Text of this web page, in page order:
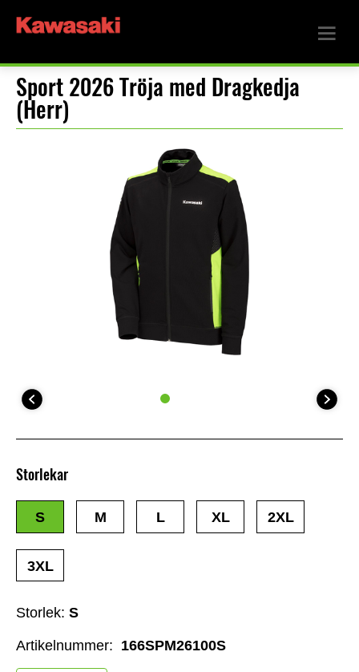
Sport 2026 Tröja med Dragkedja
(Herr)
Storlek: S
Storlekar
S M L XL 2XL
3XL
Artikelnummer: 166SPM26100S